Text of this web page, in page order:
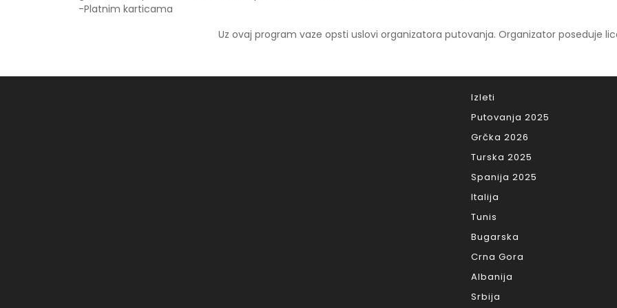
-Platnim karticama
Uz ovaj program vaze opsti uslovi organizatora putovanja. Organizator poseduje
Izleti
Putovanja 2025
Grčka 2026
Turska 2025
Spanija 2025
Italija
Tunis
Bugarska
Crna Gora
Albanija
Srbija